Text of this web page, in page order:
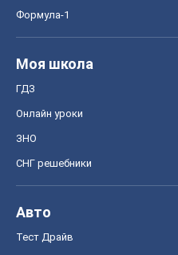
Формула-1
Моя школа
ГДЗ
Онлайн уроки
ЗНО
СНГ решебники
Авто
Тест Драйв